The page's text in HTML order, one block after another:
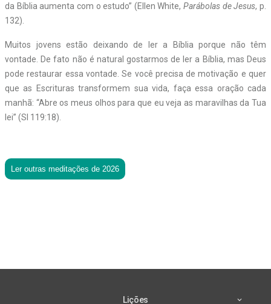
da Bíblia aumenta com o estudo” (Ellen White,Parábolas de Jesus, p.
132).
Muitos jovens estão deixando de ler a Bíblia porque não têm
vontade. De fato não é natural gostarmos de ler a Bíblia, mas Deus
pode restaurar essa vontade. Se você precisa de motivação e quer
que as Escrituras transformem sua vida, faça essa oração cada
manhã: “Abre os meus olhos para que eu veja as maravilhas da Tua
lei” (Sl 119:18).
Ler outras meditações de 2026
Lições